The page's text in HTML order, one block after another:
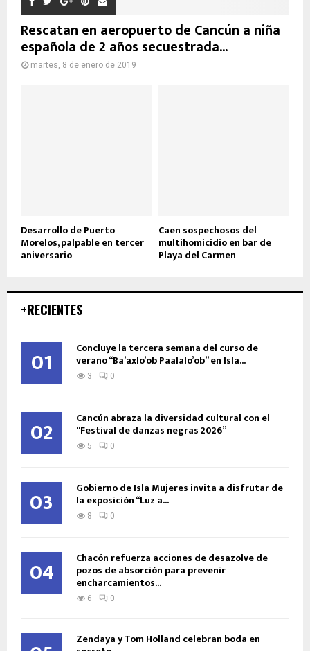
Rescatan en aeropuerto de Cancún a niña
española de 2 años secuestrada...
martes, 8 de enero de 2019
Desarrollo de Puerto
Morelos, palpable en tercer
aniversario
Caen sospechosos del
multihomicidio en bar de
Playa del Carmen
+RECIENTES
01 Concluye la tercera semana del curso de
verano “Ba’axlo’ob Paalalo’ob” en Isla...
3 0
02 Cancún abraza la diversidad cultural con el
“Festival de danzas negras 2026”
5 0
03 Gobierno de Isla Mujeres invita a disfrutar de
la exposición “Luz a...
8 0
04 Chacón refuerza acciones de desazolve de
pozos de absorción para prevenir
encharcamientos...
6 0
Zendaya y Tom Holland celebran boda en